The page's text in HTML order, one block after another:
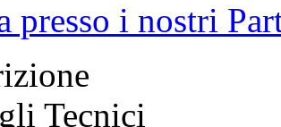
presso i nostri
Tecnici